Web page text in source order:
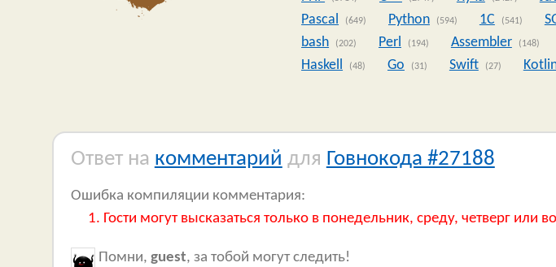
Pascal (649) Python (594) 1C (541)
bash (202) Perl (194) Assembler (148)
Haskell (48) Go (31) Swift (27)
Ответ на комментарий для Говнокода #27188
Ошибка компиляции комментария:
Гости могут высказаться только в понедельник, среду, четверг или
Помни, guest, за тобой могут следить!